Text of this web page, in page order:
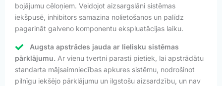
bojājumu cēloņiem. Veidojot aizsargslāni sistēmas
iekšpusē, inhibitors samazina nolietošanos un palīdz
pagarināt galveno komponentu ekspluatācijas laiku.
Augsta apstrādes jauda ar lielisku sistēmas
pārklājumu. Ar vienu tvertni parasti pietiek, lai apstrādātu
standarta mājsaimniecības apkures sistēmu, nodrošinot
pilnīgu iekšējo pārklājumu un ilgstošu aizsardzību, un nav